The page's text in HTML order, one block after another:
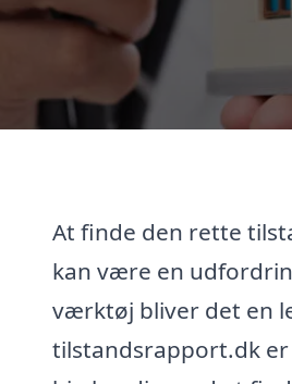
At finde den rette
kan være en
værktøj bliver det en
tilstandsrapport.dk